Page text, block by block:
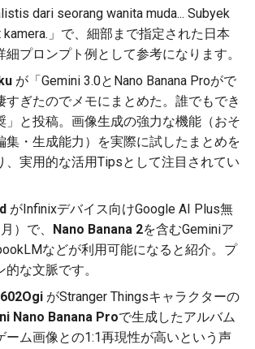
2026-07-01
2026-06-30
2026-06-29
2026-06-28
2026-06-26
2026-06-25
2026-06-24
2026-06-23
2026-06-22
2025-12-15
2025-12-14
2025-12-13
2025-12-12
2025-12-11
2025-12-10
2025-12-09
2025-12-08
2025-12-07
2026-07-01
2026-06-30
2026-06-29
2026-06-28
2026-06-26
2026-06-25
2026-06-24
2026-06-23
2026-06-22
2025-12-15
2025-12-14
2025-12-13
2025-12-12
2025-12-11
2025-12-10
2025-12-09
2025-12-08
2025-12-07
2026-03-22
2026-03-15
2026-03-08
2026-03-01
2026-02-22
2026-02-15
2026-02-08
2026-02-01
2026-01-25
2025-09-24
2025-09-21
2025-09-19
2026-03-22
2026-03-15
2026-03-08
2026-03-01
2026-02-22
2026-02-15
2026-02-08
2026-02-05
2026-03-22
2026-03-15
2026-03-08
2026-03-01
2026-02-22
2026-02-15
2026-02-08
2026-02-01
2026-01-25
2026-03-22
2026-03-15
2026-03-08
2026-03-01
2026-02-22
2026-02-15
2026-02-08
2026-02-01
2026-01-25
2026-03-15
2026-03-08
2026-03-01
2026-02-22
2026-02-15
2026-02-08
2026-02-01
2026-01-25
2026-01-18
2026-06-30
2026-06-28
2026-06-26
2026-06-25
2026-06-24
2026-06-23
2026-06-22
2026-06-21
2026-06-20
2025-12-15
2025-12-14
2025-12-13
2025-12-12
2025-12-11
2025-12-10
2025-12-09
2025-12-08
2025-12-07
2026-03-22
2026-03-15
2026-03-08
2026-03-01
2026-02-22
2026-02-15
2026-02-08
2026-02-01
2026-01-25
2026-06-30
2026-06-29
2026-06-28
2026-06-27
2026-06-26
2026-06-25
2026-06-24
2026-06-23
2026-06-22
2026-06-28
2026-06-25
2026-06-24
2026-06-23
2026-06-22
2026-06-21
2026-06-20
2026-06-18
2026-06-17
dari seorang wanita muda... Subyek
」で、細部まで指定された日本
細プロンプト例として参考になります。
が「Gemini 3.0とNano Banana Proがで
すぎたのでメモにまとめた。誰でもでき
」と投稿。画像生成の強力な機能（おそ
集・生成能力）を実際に試したまとめを
、実用的な活用Tipsとして注目されてい
がInfinixデバイス向けGoogle AI Plus無
）で、 Nano Banana 2を含むGeminiア
などが利用可能になると紹介。プ
的な文脈です。
がStranger Thingsキャラクターの
Nano Banana Proで生成したアルバム
ーム画像との1:1再現性が高いという声